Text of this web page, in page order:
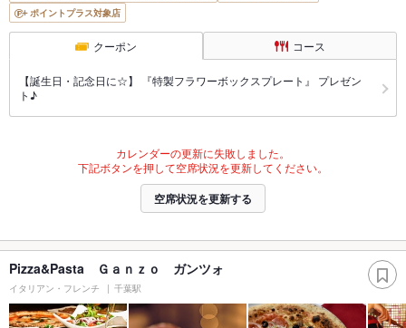
ポイントプラス対象店
クーポン コース
【誕生日・記念日に☆】 『特製フラワーボックスプレート』 プレゼン
ト♪
カレンダーの更新に失敗しました。
下記ボタンを押して空席状況を更新してください。
空席状況を更新する
Pizza&Pasta Ｇａｎｚｏ ガンツォ
イタリアン・フレンチ 千葉駅